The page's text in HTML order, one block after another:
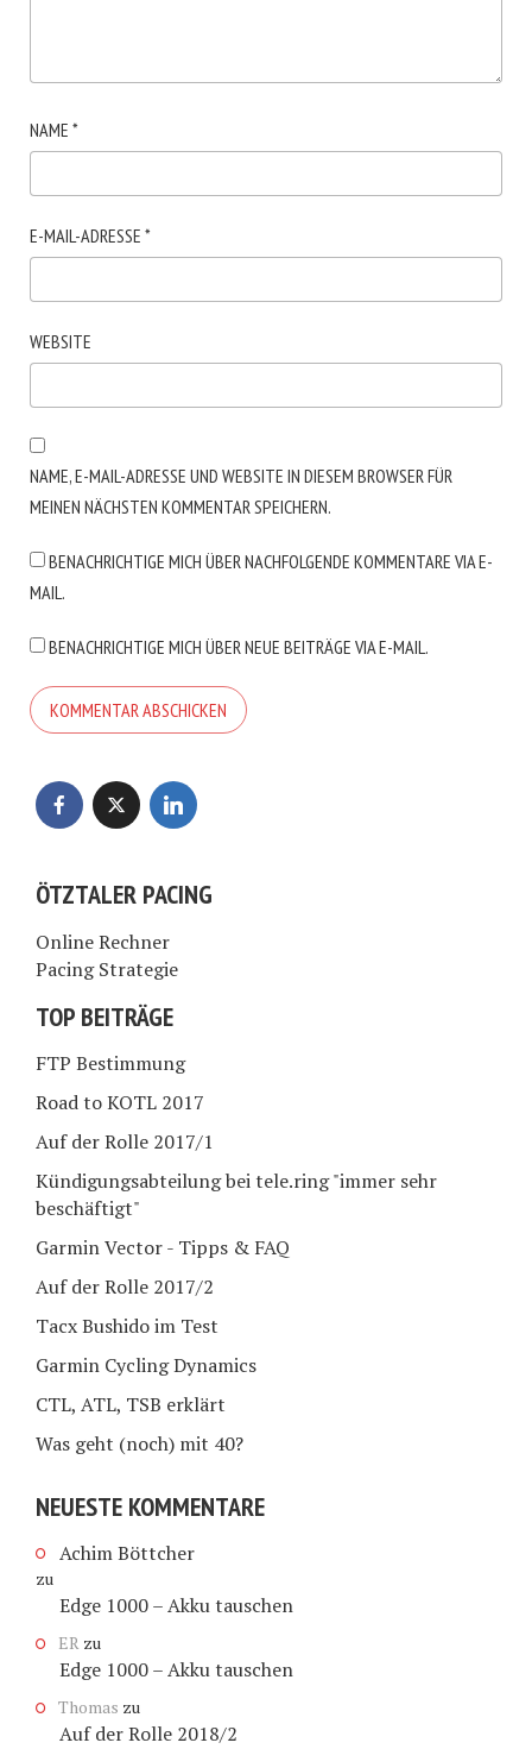
NAME *
E-MAIL-ADRESSE *
WEBSITE
NAME, E-MAIL-ADRESSE UND WEBSITE IN DIESEM BROWSER FÜR
MEINEN NÄCHSTEN KOMMENTAR SPEICHERN.
BENACHRICHTIGE MICH ÜBER NACHFOLGENDE KOMMENTARE VIA E-
MAIL.
BENACHRICHTIGE MICH ÜBER NEUE BEITRÄGE VIA E-MAIL.
ÖTZTALER PACING
Online Rechner
Pacing Strategie
TOP BEITRÄGE
FTP Bestimmung
Road to KOTL 2017
Auf der Rolle 2017/1
Kündigungsabteilung bei tele.ring "immer sehr
beschäftigt"
Garmin Vector - Tipps & FAQ
Auf der Rolle 2017/2
Tacx Bushido im Test
Garmin Cycling Dynamics
CTL, ATL, TSB erklärt
Was geht (noch) mit 40?
NEUESTE KOMMENTARE
Achim Böttcher
zu
Edge 1000 – Akku tauschen
ER zu
Edge 1000 – Akku tauschen
Thomas zu
Auf der Rolle 2018/2